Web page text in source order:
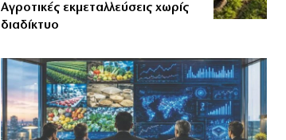
Αγροτικές εκμεταλλεύσεις χωρίς
διαδίκτυο